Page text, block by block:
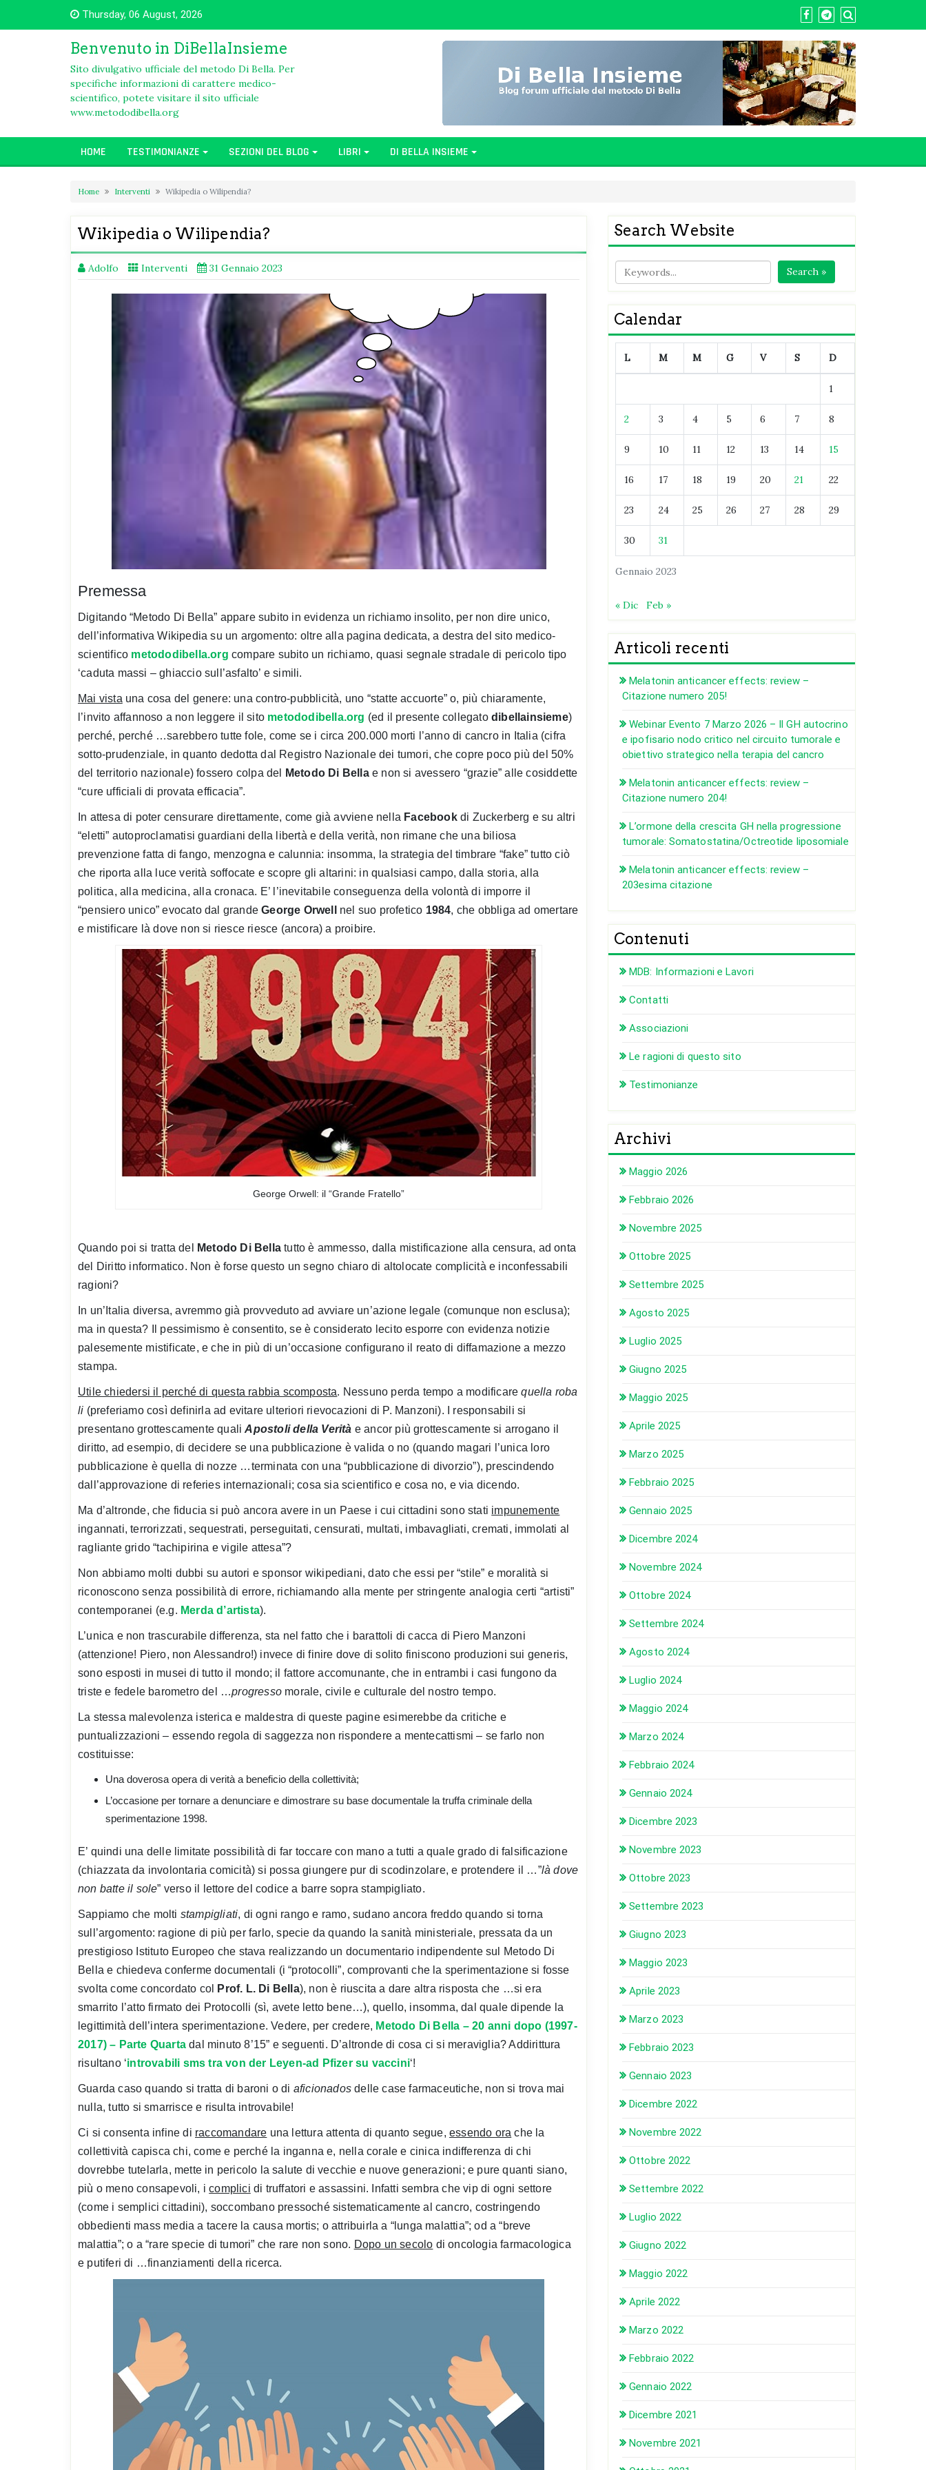
Thursday, 06 August, 2026
Benvenuto in DiBellaInsieme
Sito divulgativo ufficiale del metodo Di Bella. Per
specifiche informazioni di carattere medico-
scientifico, potete visitare il sito ufficiale
www.metododibella.org
HOME TESTIMONIANZE SEZIONI DEL BLOG LIBRI DI BELLA INSIEME
Home Interventi Wikipedia o Wilipendia?
Wikipedia o Wilipendia?
Adolfo Interventi 31 Gennaio 2023
Premessa
Digitando “Metodo Di Bella” appare subito in evidenza un richiamo insolito, per non dire unico,
dell’informativa Wikipedia su un argomento: oltre alla pagina dedicata, a destra del sito medico-
scientifico metododibella.org compare subito un richiamo, quasi segnale stradale di pericolo tipo
‘caduta massi – ghiaccio sull’asfalto’ e simili.
Mai vista una cosa del genere: una contro-pubblicità, uno “statte accuorte” o, più chiaramente,
l’invito affannoso a non leggere il sito metododibella.org (ed il presente collegatodibellainsieme)
perché, perché …sarebbero tutte fole, come se i circa 200.000 morti l’anno di cancro in Italia (cifra
sotto-prudenziale, in quanto dedotta dal Registro Nazionale dei tumori, che copre poco più del 50%
del territorio nazionale) fossero colpa del
Metodo Di Bellae non si avessero “grazie” alle cosiddette
“cure ufficiali di provata efficacia”.
In attesa di poter censurare direttamente, come già avviene nella Facebookdi Zuckerberg e su altri
“eletti” autoproclamatisi guardiani della libertà e della verità, non rimane che una biliosa
prevenzione fatta di fango, menzogna e calunnia: insomma, la strategia del timbrare “fake” tutto ciò
che riporta alla luce verità soffocate e scopre gli altarini: in qualsiasi campo, dalla storia, alla
politica, alla medicina, alla cronaca. E’ l’inevitabile conseguenza della volontà di imporre il
“pensiero unico” evocato dal grandeGeorge Orwell nel suo profetico 1984, che obbliga ad omertare
e mistificare là dove non si riesce riesce (ancora) a proibire.
George Orwell: il “Grande Fratello”
Quando poi si tratta del Metodo Di Bella tutto è ammesso, dalla mistificazione alla censura, ad onta
del Diritto informatico. Non è forse questo un segno chiaro di altolocate complicità e inconfessabili
ragioni?
In un’Italia diversa, avremmo già provveduto ad avviare un’azione legale (comunque non esclusa);
ma in questa? Il pessimismo è consentito, se è considerato lecito esporre con evidenza notizie
palesemente mistificate, e che in più di un’occasione configurano il reato di diffamazione a mezzo
stampa.
Utile chiedersi il perché di questa rabbia scomposta. Nessuno perda tempo a modificarequella roba
li (preferiamo così definirla ad evitare ulteriori rievocazioni di P. Manzoni). I responsabili si
presentano grottescamente qualiApostoli della Verità e ancor più grottescamente si arrogano il
diritto, ad esempio, di decidere se una pubblicazione è valida o no (quando magari l’unica loro
pubblicazione è quella di nozze …terminata con una “pubblicazione di divorzio”), prescindendo
dall’approvazione di referies internazionali; cosa sia scientifico e cosa no, e via dicendo.
Ma d’altronde, che fiducia si può ancora avere in un Paese i cui cittadini sono stati impunemente
ingannati, terrorizzati, sequestrati, perseguitati, censurati, multati, imbavagliati, cremati, immolati al
ragliante grido “tachipirina e vigile attesa”?
Non abbiamo molti dubbi su autori e sponsor wikipediani, dato che essi per “stile” e moralità si
riconoscono senza possibilità di errore, richiamando alla mente per stringente analogia certi “artisti”
contemporanei (e.g. Merda d’artista).
L’unica e non trascurabile differenza, sta nel fatto che i barattoli di cacca di Piero Manzoni
(attenzione! Piero, non Alessandro!) invece di finire dove di solito finiscono produzioni sui generis,
sono esposti in musei di tutto il mondo; il fattore accomunante, che in entrambi i casi fungono da
triste e fedele barometro del …progresso morale, civile e culturale del nostro tempo.
La stessa malevolenza isterica e maldestra di queste pagine esimerebbe da critiche e
puntualizzazioni – essendo regola di saggezza non rispondere a mentecattismi – se farlo non
costituisse:
Una doverosa opera di verità a beneficio della collettività;
L’occasione per tornare a denunciare e dimostrare su base documentale la truffa criminale della
sperimentazione 1998.
E’ quindi una delle limitate possibilità di far toccare con mano a tutti a quale grado di falsificazione
(chiazzata da involontaria comicità) si possa giungere pur di scodinzolare, e protendere il …”là dove
non batte il sole” verso il lettore del codice a barre sopra stampigliato.
Sappiamo che molti stampigliati, di ogni rango e ramo, sudano ancora freddo quando si torna
sull’argomento: ragione di più per farlo, specie da quando la sanità ministeriale, pressata da un
prestigioso Istituto Europeo che stava realizzando un documentario indipendente sul Metodo Di
Bella e chiedeva conferme documentali (i “protocolli”, comprovanti che la sperimentazione si fosse
svolta come concordato col
Prof. L. Di Bella), non è riuscita a dare altra risposta che …si era
smarrito l’atto firmato dei Protocolli (sì, avete letto bene…), quello, insomma, dal quale dipende la
legittimità dell’intera sperimentazione. Vedere, per credere, Metodo Di Bella – 20 anni dopo (1997-
2017) – Parte Quarta dal minuto 8’15” e seguenti. D’altronde di cosa ci si meraviglia? Addirittura
risultano ‘introvabili sms tra von der Leyen-ad Pfizer su vaccini‘!
Guarda caso quando si tratta di baroni o di aficionados delle case farmaceutiche, non si trova mai
nulla, tutto si smarrisce e risulta introvabile!
Ci si consenta infine di raccomandare una lettura attenta di quanto segue,essendo ora che la
collettività capisca chi, come e perché la inganna e, nella corale e cinica indifferenza di chi
dovrebbe tutelarla, mette in pericolo la salute di vecchie e nuove generazioni; e pure quanti siano,
più o meno consapevoli, icomplici di truffatori e assassini. Infatti sembra che vip di ogni settore
(come i semplici cittadini), soccombano pressoché sistematicamente al cancro, costringendo
obbedienti mass media a tacere la causa mortis; o attribuirla a “lunga malattia”; od a “breve
malattia”; o a “rare specie di tumori” che rare non sono. Dopo un secolo di oncologia farmacologica
e putiferi di …finanziamenti della ricerca.
Search Website
Search »
Calendar
Gennaio 2023
L M M G V S D
1
2 3 4 5 6 7 8
9 10 11 12 13 14 15
16 17 18 19 20 21 22
23 24 25 26 27 28 29
30 31
« Dic Feb »
Articoli recenti
Melatonin anticancer effects: review –
Citazione numero 205!
Webinar Evento 7 Marzo 2026 – Il GH autocrino
e ipofisario nodo critico nel circuito tumorale e
obiettivo strategico nella terapia del cancro
Melatonin anticancer effects: review –
Citazione numero 204!
L’ormone della crescita GH nella progressione
tumorale: Somatostatina/Octreotide liposomiale
Melatonin anticancer effects: review –
203esima citazione
Contenuti
MDB: Informazioni e Lavori
Contatti
Associazioni
Le ragioni di questo sito
Testimonianze
Archivi
Maggio 2026
Febbraio 2026
Novembre 2025
Ottobre 2025
Settembre 2025
Agosto 2025
Luglio 2025
Giugno 2025
Maggio 2025
Aprile 2025
Marzo 2025
Febbraio 2025
Gennaio 2025
Dicembre 2024
Novembre 2024
Ottobre 2024
Settembre 2024
Agosto 2024
Luglio 2024
Maggio 2024
Marzo 2024
Febbraio 2024
Gennaio 2024
Dicembre 2023
Novembre 2023
Ottobre 2023
Settembre 2023
Giugno 2023
Maggio 2023
Aprile 2023
Marzo 2023
Febbraio 2023
Gennaio 2023
Dicembre 2022
Novembre 2022
Ottobre 2022
Settembre 2022
Luglio 2022
Giugno 2022
Maggio 2022
Aprile 2022
Marzo 2022
Febbraio 2022
Gennaio 2022
Dicembre 2021
Novembre 2021